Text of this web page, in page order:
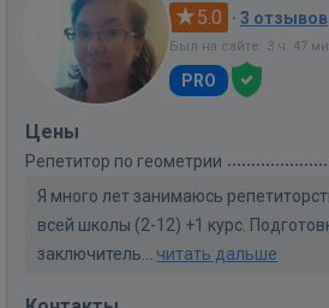
5.0 · 3 отзывов
Был на сайте: 3 ч. 47
PRO
Цены
Репетитор по геометрии
Я много лет занимаюсь
всей школы (2-12) +1 курс.
заключитель... читать дальше